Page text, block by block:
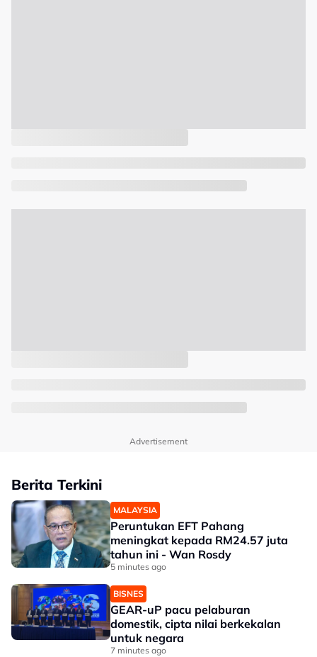
Advertisement
Berita Terkini
MALAYSIA
Peruntukan EFT Pahang
meningkat kepada RM24.57 juta
tahun ini - Wan Rosdy
5 minutes ago
BISNES
GEAR-uP pacu pelaburan
domestik, cipta nilai berkekalan
untuk negara
7 minutes ago